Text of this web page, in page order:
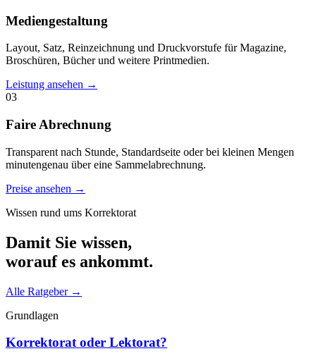
Mediengestaltung
Layout, Satz, Reinzeichnung und Druckvorstufe für Magazine,
Broschüren, Bücher und weitere Printmedien.
Leistung ansehen →
03
Faire Abrechnung
Transparent nach Stunde, Standardseite oder bei kleinen Mengen
minutengenau über eine Sammelabrechnung.
Preise ansehen →
Wissen rund ums Korrektorat
Damit Sie wissen,
worauf es ankommt.
Alle Ratgeber →
Grundlagen
Korrektorat oder Lektorat?